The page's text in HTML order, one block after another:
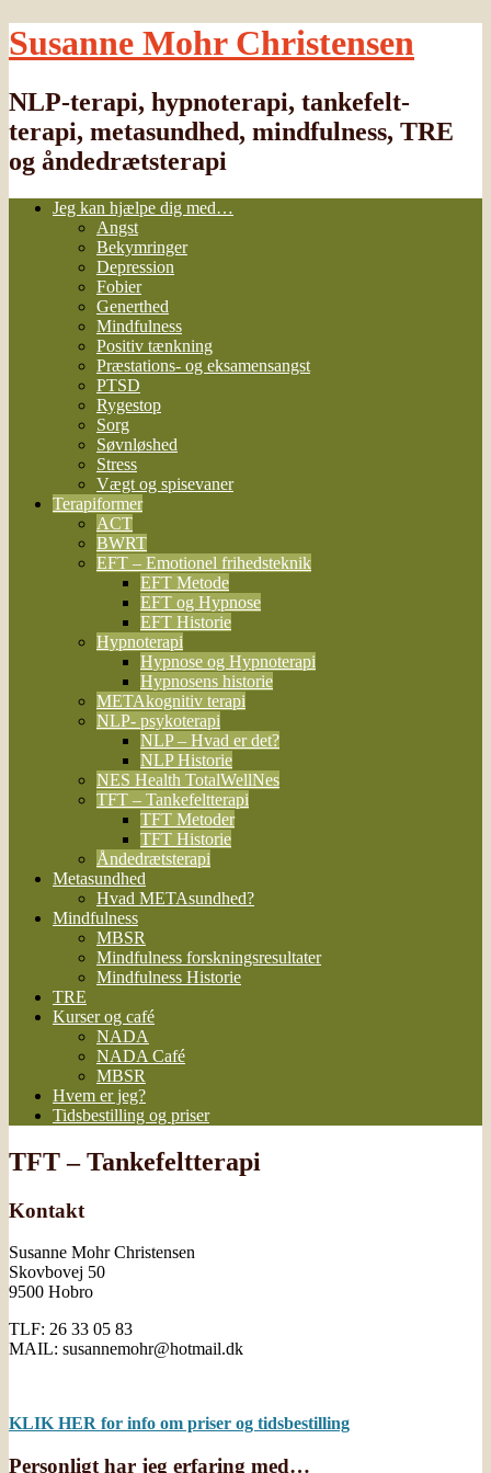
Susanne Mohr Christensen
NLP-terapi, hypnoterapi, tankefelt-
terapi, metasundhed, mindfulness, TRE
og åndedrætsterapi
Jeg kan hjælpe dig med…
Angst
Bekymringer
Depression
Fobier
Generthed
Mindfulness
Positiv tænkning
Præstations- og eksamensangst
PTSD
Rygestop
Sorg
Søvnløshed
Stress
Vægt og spisevaner
Terapiformer
ACT
BWRT
EFT – Emotionel frihedsteknik
EFT Metode
EFT og Hypnose
EFT Historie
Hypnoterapi
Hypnose og Hypnoterapi
Hypnosens historie
METAkognitiv terapi
NLP- psykoterapi
NLP – Hvad er det?
NLP Historie
NES Health TotalWellNes
TFT – Tankefeltterapi
TFT Metoder
TFT Historie
Åndedrætsterapi
Metasundhed
Hvad METAsundhed?
Mindfulness
MBSR
Mindfulness forskningsresultater
Mindfulness Historie
TRE
Kurser og café
NADA
NADA Café
MBSR
Hvem er jeg?
Tidsbestilling og priser
TFT – Tankefeltterapi
Kontakt
Susanne Mohr Christensen
Skovbovej 50
9500 Hobro
TLF: 26 33 05 83
MAIL: susannemohr@hotmail.dk
KLIK HER for info om priser og tidsbestilling
Personligt har jeg erfaring med…